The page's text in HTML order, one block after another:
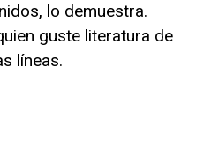
lo demuestra.
guste literatura de
líneas.